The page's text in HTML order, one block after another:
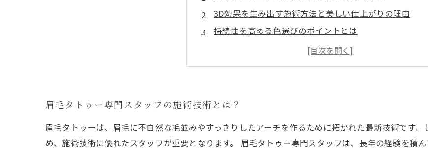
3D効果を生み出す施術方法と美しい仕上がりの理由
持続性を高める色選びのポイントとは
施術前のカウンセリングが仕上がりを左右する理由
アフターケアが美しさのキーポイント！ちょっとしたコ
眉毛タトゥー専門スタッフの施術技術とは？
眉毛タトゥーは、眉毛に不自然な毛並みやすっきりしたアーチを作るために拓かれた最新技術です
め、施術技術に優れたスタッフが重要となります。 眉毛タトゥー専門スタッフは、長年の経験を積